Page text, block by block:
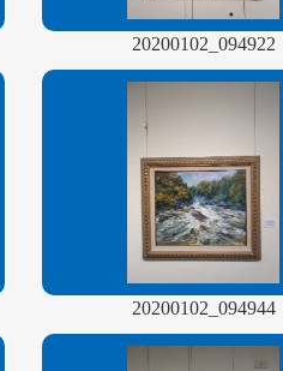
20200102_094922
20200102_094944